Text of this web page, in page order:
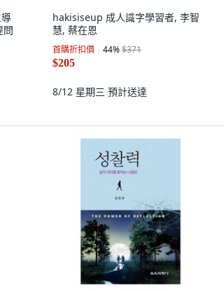
問
hakisiseup 成人識字學習者, 李智
慧, 蔡在恩
首購折扣價 44%$371
$205
8/12 星期三 預計送達